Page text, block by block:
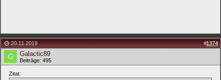
20.11.2019 #1374
Galactic89
Beiträge: 495
Zitat: